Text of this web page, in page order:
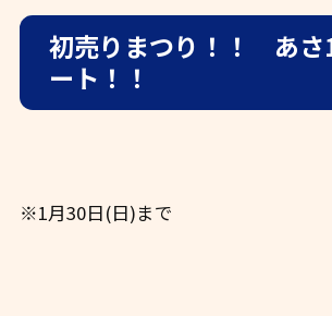
初売りまつり！！ あさ
ート！！
※1月30日(日)まで